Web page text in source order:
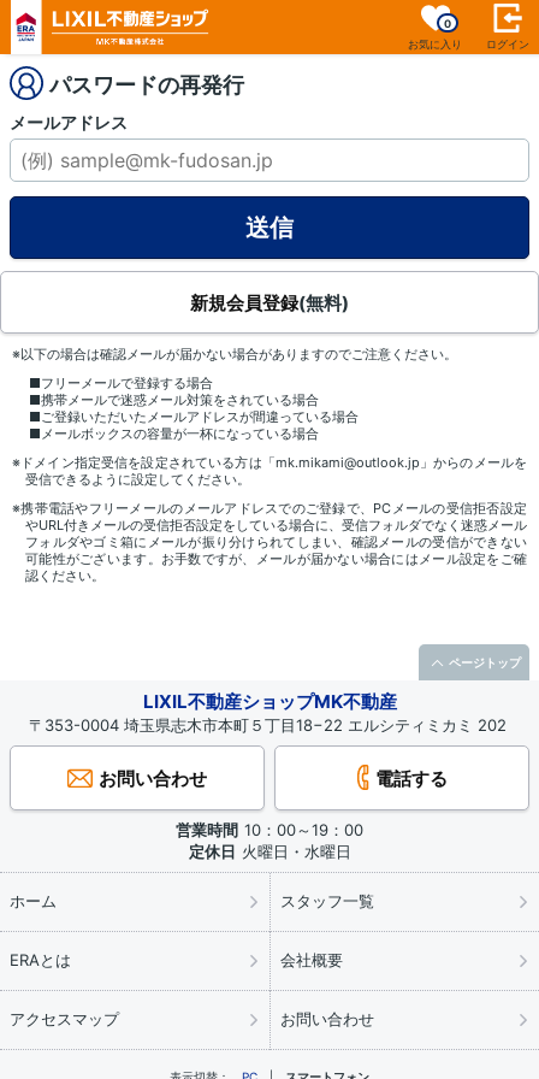
お気に入り
0
ログイン
パスワードの再発行
メールアドレス
新規会員登録(無料)
※以下の場合は確認メールが届かない場合がありますのでご注意ください。
■フリーメールで登録する場合
■携帯メールで迷惑メール対策をされている場合
■ご登録いただいたメールアドレスが間違っている場合
■メールボックスの容量が一杯になっている場合
※ドメイン指定受信を設定されている方は「mk.mikami@outlook.jp」からのメールを
受信できるように設定してください。
※携帯電話やフリーメールのメールアドレスでのご登録で、PCメールの受信拒否設定
やURL付きメールの受信拒否設定をしている場合に、受信フォルダでなく迷惑メール
フォルダやゴミ箱にメールが振り分けられてしまい、確認メールの受信ができない
可能性がございます。お手数ですが、メールが届かない場合にはメール設定をご確
認ください。
LIXIL不動産ショップMK不動産
〒353-0004 埼玉県志木市本町５丁目18−22 エルシティミカミ 202
お問い合わせ 電話する
営業時間 10：00～19：00
定休日 火曜日・水曜日
ホーム スタッフ一覧
ERAとは 会社概要
アクセスマップ お問い合わせ
ページトップ